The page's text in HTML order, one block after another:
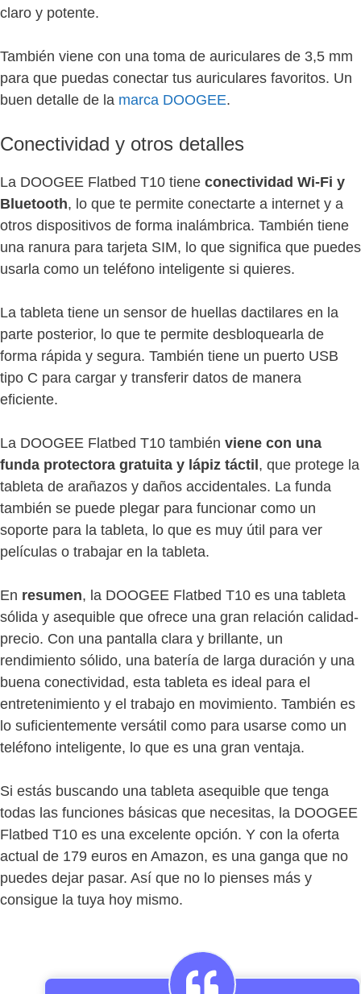
claro y potente.
También viene con una toma de auriculares de 3,5 mm
para que puedas conectar tus auriculares favoritos. Un
buen detalle de la marca DOOGEE.
Conectividad y otros detalles
La DOOGEE Flatbed T10 tiene conectividad Wi-Fi y
Bluetooth, lo que te permite conectarte a internet y a
otros dispositivos de forma inalámbrica. También tiene
una ranura para tarjeta SIM, lo que significa que puedes
usarla como un teléfono inteligente si quieres.
La tableta tiene un sensor de huellas dactilares en la
parte posterior, lo que te permite desbloquearla de
forma rápida y segura. También tiene un puerto USB
tipo C para cargar y transferir datos de manera
eficiente.
La DOOGEE Flatbed T10 también viene con una
funda protectora gratuita y lápiz táctil , que protege la
tableta de arañazos y daños accidentales. La funda
también se puede plegar para funcionar como un
soporte para la tableta, lo que es muy útil para ver
películas o trabajar en la tableta.
En resumen, la DOOGEE Flatbed T10 es una tableta
sólida y asequible que ofrece una gran relación calidad-
precio. Con una pantalla clara y brillante, un
rendimiento sólido, una batería de larga duración y una
buena conectividad, esta tableta es ideal para el
entretenimiento y el trabajo en movimiento. También es
lo suficientemente versátil como para usarse como un
teléfono inteligente, lo que es una gran ventaja.
Si estás buscando una tableta asequible que tenga
todas las funciones básicas que necesitas, la DOOGEE
Flatbed T10 es una excelente opción. Y con la oferta
actual de 179 euros en Amazon, es una ganga que no
puedes dejar pasar. Así que no lo pienses más y
consigue la tuya hoy mismo.